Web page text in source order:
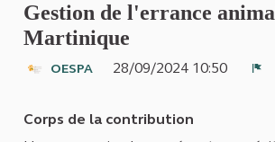
Gestion de l'errance
Martinique
OESPA
28/09/2024 10:50
Corps de la contribution